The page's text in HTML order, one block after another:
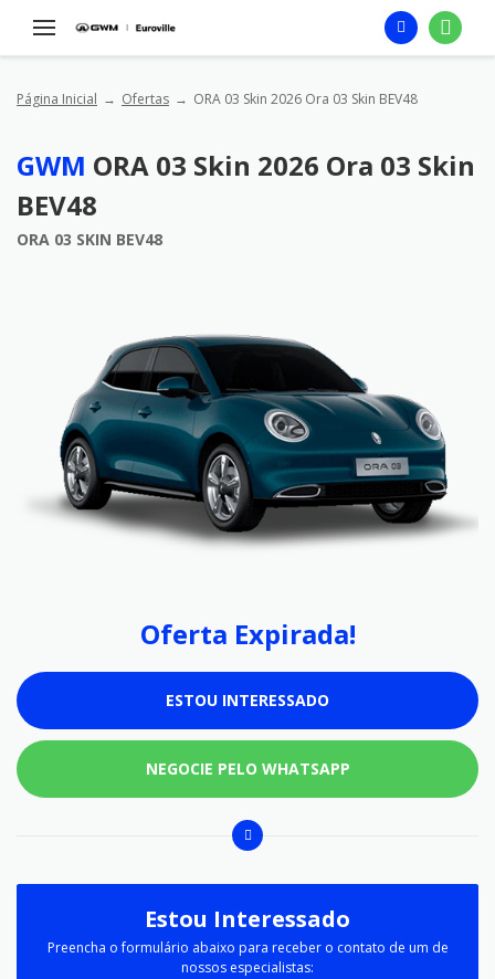
Página Inicial Ofertas ORA 03 Skin 2026 Ora 03 Skin BEV48
GWM ORA 03 Skin 2026 Ora 03 Skin
BEV48
ORA 03 SKIN BEV48
Oferta Expirada!
ESTOU INTERESSADO
NEGOCIE PELO WHATSAPP
Estou Interessado
Preencha o formulário abaixo para receber o contato de um de
nossos especialistas: